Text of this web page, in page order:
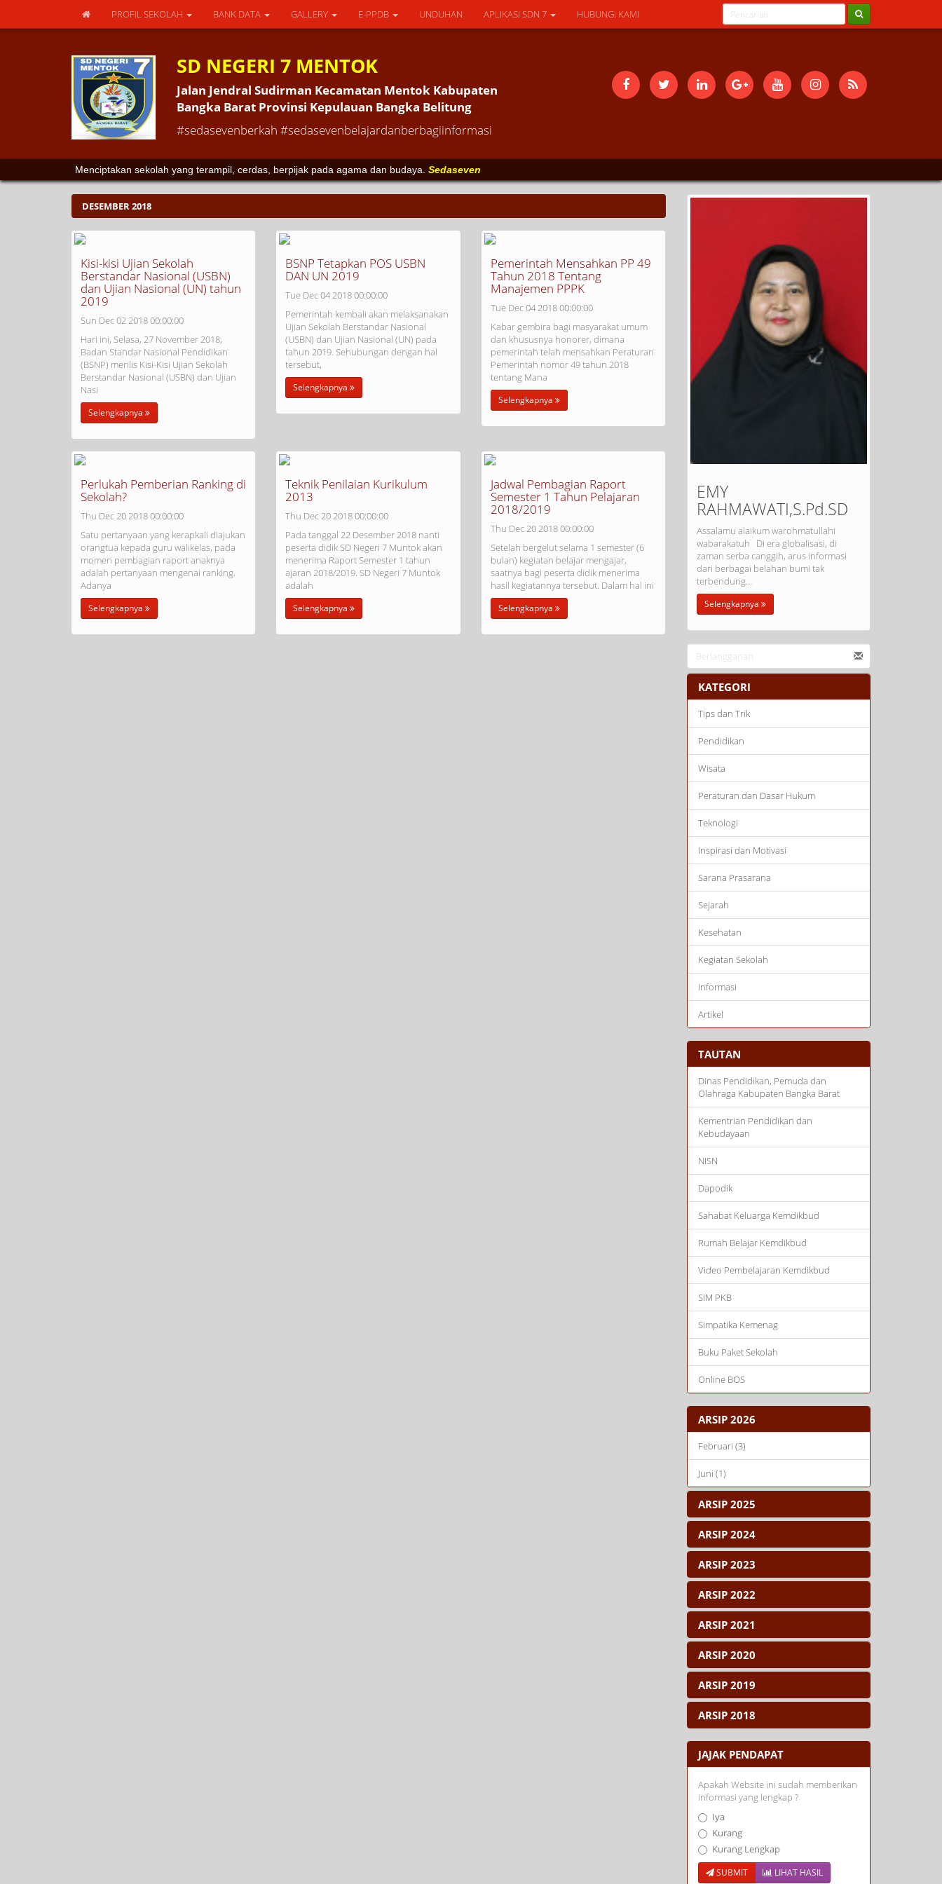
PROFIL SEKOLAH BANK DATA GALLERY E-PPDB UNDUHAN APLIKASI SDN 7 HUBUNGI KAMI
SD NEGERI 7 MENTOK
Jalan Jendral Sudirman Kecamatan Mentok Kabupaten
Bangka Barat Provinsi Kepulauan Bangka Belitung
#sedasevenberkah #sedasevenbelajardanberbagiinformasi
Menciptakan sekolah yang terampil, cerdas, berpijak pada agama dan budaya. Sedaseven
DESEMBER 2018
Kisi-kisi Ujian Sekolah
Berstandar Nasional (USBN)
dan Ujian Nasional (UN) tahun
2019
Sun Dec 02 2018 00:00:00
Hari ini, Selasa, 27 November 2018,
Badan Standar Nasional Pendidikan
(BSNP) merilis Kisi-Kisi Ujian Sekolah
Berstandar Nasional (USBN) dan Ujian
Nasi
Selengkapnya
BSNP Tetapkan POS USBN
DAN UN 2019
Tue Dec 04 2018 00:00:00
Pemerintah kembali akan melaksanakan
Ujian Sekolah Berstandar Nasional
(USBN) dan Ujian Nasional (UN) pada
tahun 2019. Sehubungan dengan hal
tersebut,
Selengkapnya
Pemerintah Mensahkan PP 49
Tahun 2018 Tentang
Manajemen PPPK
Tue Dec 04 2018 00:00:00
Kabar gembira bagi masyarakat umum
dan khususnya honorer, dimana
pemerintah telah mensahkan Peraturan
Pemerintah nomor 49 tahun 2018
tentang Mana
Selengkapnya
Perlukah Pemberian Ranking di
Sekolah?
Thu Dec 20 2018 00:00:00
Satu pertanyaan yang kerapkali diajukan
orangtua kepada guru walikelas, pada
momen pembagian raport anaknya
adalah pertanyaan mengenai ranking.
Adanya
Selengkapnya
Teknik Penilaian Kurikulum
2013
Thu Dec 20 2018 00:00:00
Pada tanggal 22 Desember 2018 nanti
peserta didik SD Negeri 7 Muntok akan
menerima Raport Semester 1 tahun
ajaran 2018/2019. SD Negeri 7 Muntok
adalah
Selengkapnya
Jadwal Pembagian Raport
Semester 1 Tahun Pelajaran
2018/2019
Thu Dec 20 2018 00:00:00
Setelah bergelut selama 1 semester (6
bulan) kegiatan belajar mengajar,
saatnya bagi peserta didik menerima
hasil kegiatannya tersebut. Dalam hal ini
Selengkapnya
EMY
RAHMAWATI,S.Pd.SD
Assalamu alaikum warohmatullahi
wabarakatuh Di era globalisasi, di
zaman serba canggih, arus informasi
dari berbagai belahan bumi tak
terbendung…
Selengkapnya
KATEGORI
Tips dan Trik
Pendidikan
Wisata
Peraturan dan Dasar Hukum
Teknologi
Inspirasi dan Motivasi
Sarana Prasarana
Sejarah
Kesehatan
Kegiatan Sekolah
Informasi
Artikel
TAUTAN
Dinas Pendidikan, Pemuda dan
Olahraga Kabupaten Bangka Barat
Kementrian Pendidikan dan
Kebudayaan
NISN
Dapodik
Sahabat Keluarga Kemdikbud
Rumah Belajar Kemdikbud
Video Pembelajaran Kemdikbud
SIM PKB
Simpatika Kemenag
Buku Paket Sekolah
Online BOS
ARSIP 2026
Februari (3)
Juni (1)
ARSIP 2025
ARSIP 2024
ARSIP 2023
ARSIP 2022
ARSIP 2021
ARSIP 2020
ARSIP 2019
ARSIP 2018
JAJAK PENDAPAT
Apakah Website ini sudah memberikan
informasi yang lengkap ?
Iya
Kurang
Kurang Lengkap
SUBMIT LIHAT HASIL